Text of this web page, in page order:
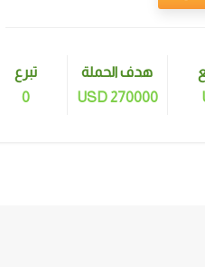
هدف الحملة
270000 USD
تبرع
0